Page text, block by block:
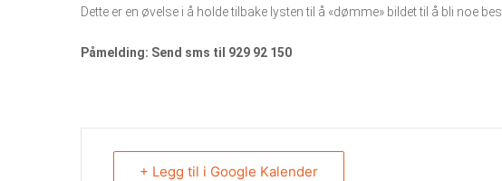
Dette er en øvelse i å holde tilbake lysten til å «dømme» bildet til å bli noe
Påmelding: Send sms til 929 92 150
+ Legg til i Google Kalender